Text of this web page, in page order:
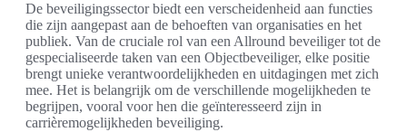
De beveiligingssector biedt een verscheidenheid aan functies
die zijn aangepast aan de behoeften van organisaties en het
publiek. Van de cruciale rol van een Allround beveiliger tot de
gespecialiseerde taken van een Objectbeveiliger, elke positie
brengt unieke verantwoordelijkheden en uitdagingen met zich
mee. Het is belangrijk om de verschillende mogelijkheden te
begrijpen, vooral voor hen die geïnteresseerd zijn in
carrièremogelijkheden beveiliging.